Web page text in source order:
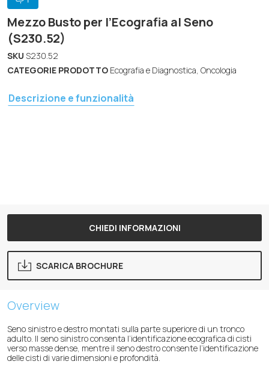
Mezzo Busto per l’Ecografia al Seno
(S230.52)
SKU S230.52
CATEGORIE PRODOTTO Ecografia e Diagnostica, Oncologia
Descrizione e funzionalità
CHIEDI INFORMAZIONI
SCARICA BROCHURE
Overview
Seno sinistro e destro montati sulla parte superiore di un tronco
adulto. Il seno sinistro consenta l’identificazione ecografica di cisti
verso masse dense, mentre il seno destro consente l’identificazione
delle cisti di varie dimensioni e profondità.